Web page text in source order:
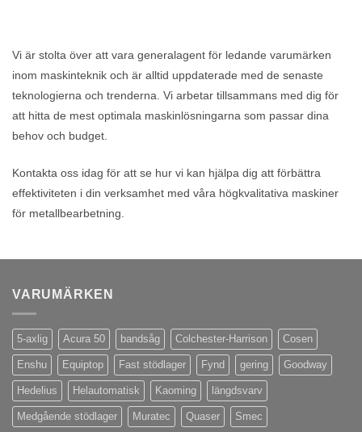
Vi är stolta över att vara generalagent för ledande varumärken
inom maskinteknik och är alltid uppdaterade med de senaste
teknologierna och trenderna. Vi arbetar tillsammans med dig för
att hitta de mest optimala maskinlösningarna som passar dina
behov och budget.
Kontakta oss idag för att se hur vi kan hjälpa dig att förbättra
effektiviteten i din verksamhet med våra högkvalitativa maskiner
för metallbearbetning.
VARUMÄRKEN
5-axlig Acura 50 bandsåg Colchester-Harrison Cosen
Enshu Equiptop Fast stödlager Fynd gering Goodway
Hedelius Helautomatisk Kaoming längdsvarv
Medgående stödlager Muratec Quaser Smec